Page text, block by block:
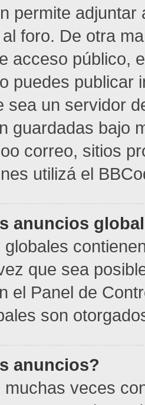
permite
foro. De otra
acceso público,
puedes publicar
sea un servidor
guardadas bajo
correo, sitios
utilizá el
anuncios
globales
que sea
el Panel de
son
anuncios?
muchas veces